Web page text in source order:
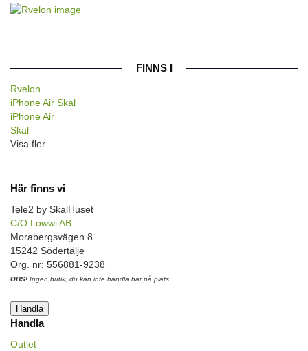
FINNS I
Rvelon
iPhone Air Skal
iPhone Air
Skal
Visa fler
Här finns vi
Tele2 by SkalHuset
C/O Lowwi AB
Morabergsvägen 8
15242 Södertälje
Org. nr: 556881-9238
OBS! Ingen butik, du kan inte handla här på plats
Handla
Handla
Outlet